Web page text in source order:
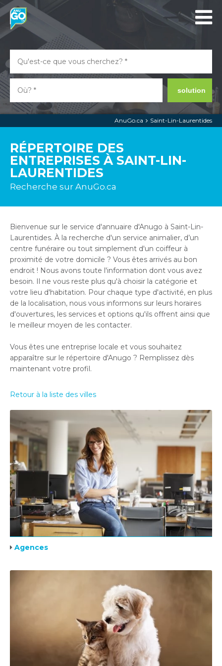
solution
AnuGo.ca Saint-Lin-Laurentides
RÉPERTOIRE DES
ENTREPRISES À SAINT-LIN-
LAURENTIDES
Recherche sur AnuGo.ca
Bienvenue sur le service d'annuaire d'Anugo à Saint-Lin-
Laurentides. À la recherche d'un service animalier, d’un
centre funéraire ou tout simplement d'un coiffeur à
proximité de votre domicile ? Vous êtes arrivés au bon
endroit ! Nous avons toute l'information dont vous avez
besoin. Il ne vous reste plus qu'à choisir la catégorie et
votre lieu d'habitation. Pour chaque type d'activité, en plus
de la localisation, nous vous informons sur leurs horaires
d'ouvertures, les services et options qu'ils offrent ainsi que
le meilleur moyen de les contacter.
Vous êtes une entreprise locale et vous souhaitez
apparaître sur le répertoire d'Anugo ? Remplissez dès
maintenant votre profil.
Retour à la liste des villes
Agences